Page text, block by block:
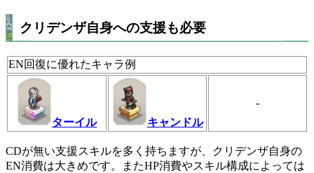
クリデンザ自身への支援も必要
EN回復に優れたキャラ例
ターイル キャンドル
-
CDが無い支援スキルを多く持ちますが、クリデンザ自身の
EN消費は大きめです。またHP消費やスキル構成によっては